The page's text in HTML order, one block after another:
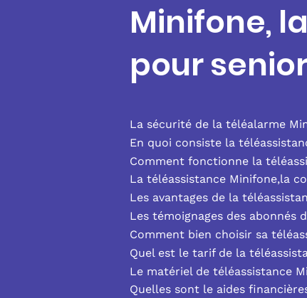
Minifone,
pour
La sécurité de la téléalarme
En quoi consiste la
Comment fonctionne la
La téléassistance Minifone,la
Les avantages de la
Les témoignages des abonnés
Comment bien choisir sa
Quel est le tarif de la
Le matériel de téléassistance
Quelles sont le aides